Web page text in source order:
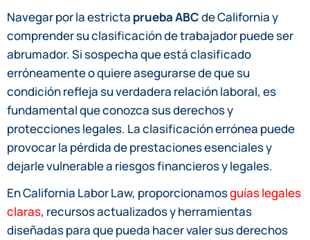
Navegar por la estricta prueba ABCde California y
comprender su clasificación de trabajador puede ser
abrumador. Si sospecha que está clasificado
erróneamente o quiere asegurarse de que su
condición refleja su verdadera relación laboral, es
fundamental que conozca sus derechos y
protecciones legales. La clasificación errónea puede
provocar la pérdida de prestaciones esenciales y
dejarle vulnerable a riesgos financieros y legales.
En California Labor Law, proporcionamosguías legales
claras, recursos actualizados y herramientas
diseñadas para que pueda hacer valer sus derechos